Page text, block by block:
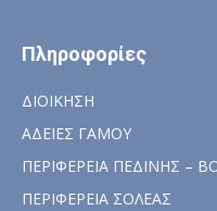
Πληροφορίες
ΔΙΟΙΚΗΣΗ
ΑΔΕΙΕΣ ΓΑΜΟΥ
ΠΕΡΙΦΕΡΕΙΑ ΠΕΔΙΝΗΣ –
ΠΕΡΙΦΕΡΕΙΑ ΣΟΛΕΑΣ